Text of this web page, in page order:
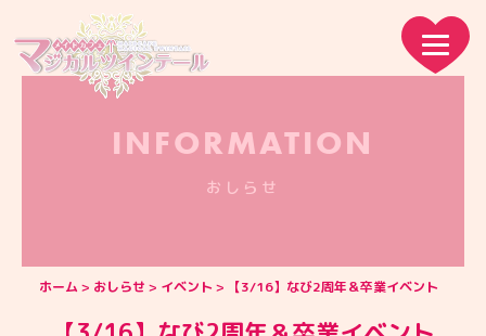
INFORMATION
おしらせ
ホーム おしらせ イベント 【3/16】なび2周年＆卒業イベント